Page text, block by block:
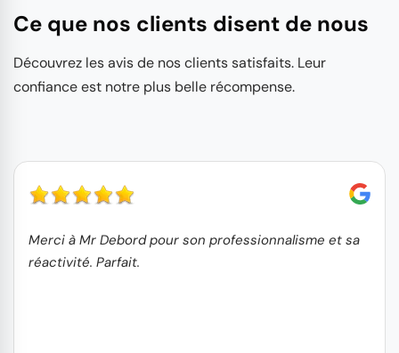
Ce que nos clients disent de nous
Découvrez les avis de nos clients satisfaits. Leur
confiance est notre plus belle récompense.
Merci à Mr Debord pour son professionnalisme et sa
réactivité. Parfait.